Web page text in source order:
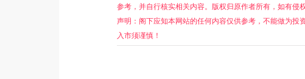
参考，并自行核实相关内容。版权归原作者所有，如有侵
声明：阁下应知本网站的任何内容仅供参考，不能做为投
入市须谨慎！